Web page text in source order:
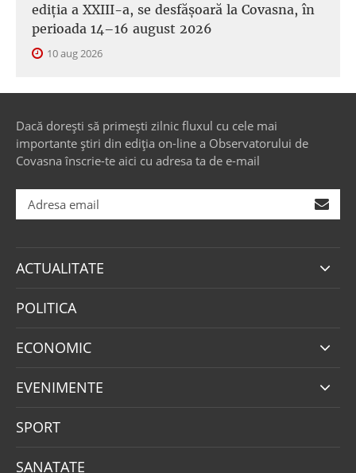
ediția a XXIII-a, se desfășoară la Covasna, în
perioada 14–16 august 2026
10 aug 2026
Dacă dorești să primești zilnic fluxul cu cele mai
importante știri din ediția on-line a Observatorului de
Covasna înscrie-te aici cu adresa ta de e-mail
ACTUALITATE
POLITICA
ECONOMIC
EVENIMENTE
SPORT
SANATATE